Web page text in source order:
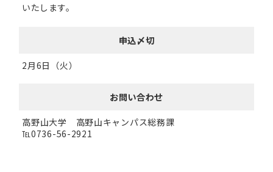
いたします。
申込〆切
2月6日（火）
お問い合わせ
高野山大学 高野山キャンパス総務課
℡0736-56-2921